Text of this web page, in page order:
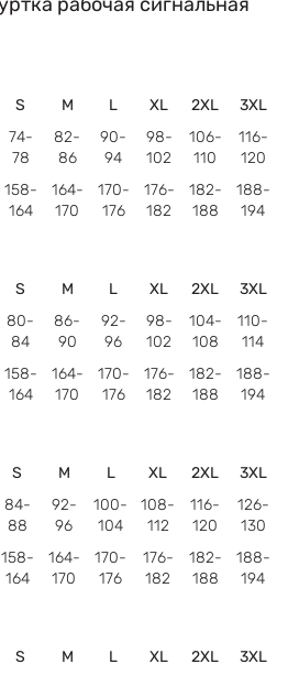
S M L XL 2XL 3XL
74-
78
82-
86
90-
94
98-
102
106-
110
116-
120
158-
164
164-
170
170-
176
176-
182
182-
188
188-
194
S M L XL 2XL 3XL
80-
84
86-
90
92-
96
98-
102
104-
108
110-
114
158-
164
164-
170
170-
176
176-
182
182-
188
188-
194
S M L XL 2XL 3XL
84-
88
92-
96
100-
104
108-
112
116-
120
126-
130
158-
164
164-
170
170-
176
176-
182
182-
188
188-
194
S M L XL 2XL 3XL